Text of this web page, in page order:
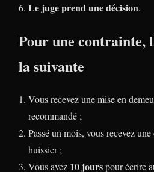
Le juge prend une décision.
Pour une contrainte,
la suivante
Vous recevez une mise en
recommandé ;
Passé un mois, vous recevez
huissier ;
Vous avez 10 jourspour écrire